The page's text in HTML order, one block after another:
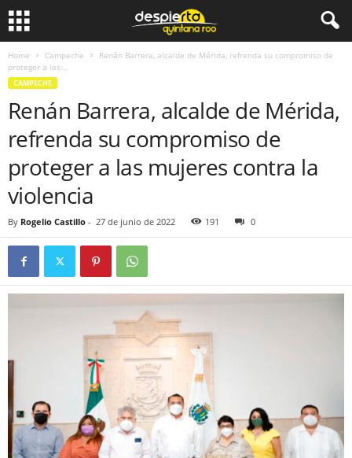
Home Campeche
Renán Barrera, alcalde de Mérida, refrenda su compromiso de
proteger a las...
CAMPECHE
Renán Barrera, alcalde de Mérida,
refrenda su compromiso de
proteger a las mujeres contra la
violencia
By Rogelio Castillo - 27 de junio de 2022 191 0